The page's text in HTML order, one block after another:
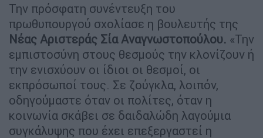
Την πρόσφατη συνέντευξη του
πρωθυπουργού σχολίασε η βουλευτής της
Νέας Αριστεράς Σία Αναγνωστοπούλου. «Την
εμπιστοσύνη στους θεσμούς την κλονίζουν ή
την ενισχύουν οι ίδιοι οι θεσμοί, οι
εκπρόσωποί τους. Σε ζούγκλα, λοιπόν,
οδηγούμαστε όταν οι πολίτες, όταν η
κοινωνία σκάβει σε δαιδαλώδη λαγούμια
συγκάλυψης που έχει επεξεργαστεί η